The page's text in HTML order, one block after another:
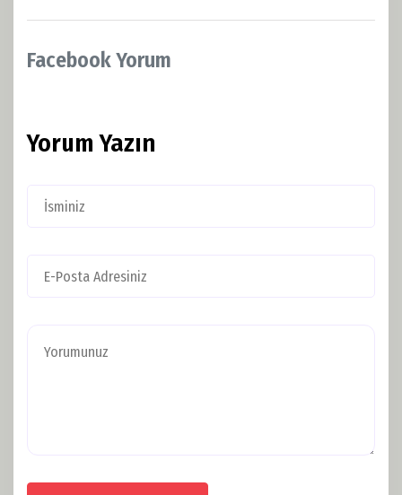
Facebook Yorum
Yorum Yazın